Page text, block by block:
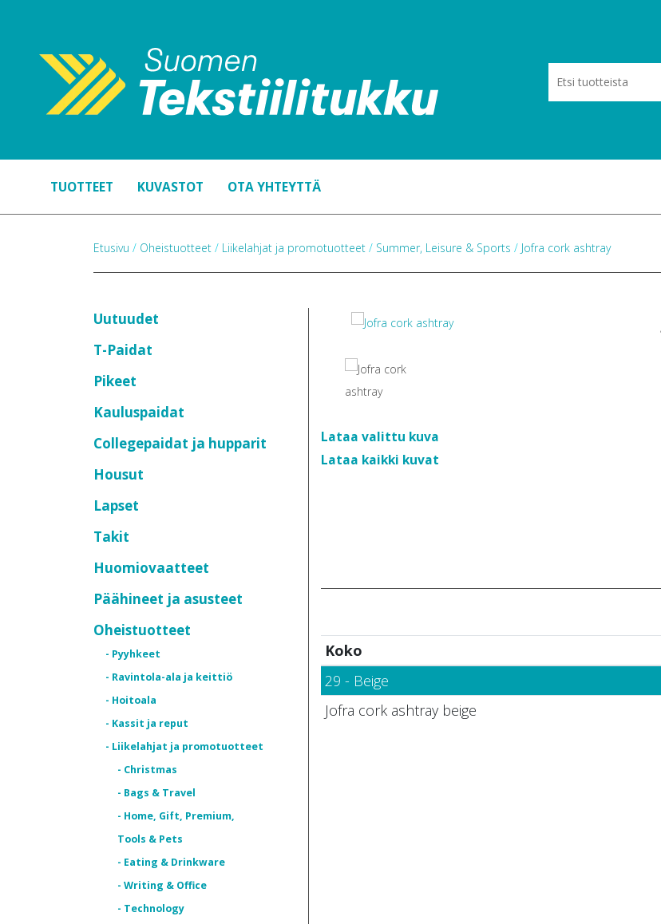
TUOTTEET KUVASTOT OTA YHTEYTTÄ
Etusivu / Oheistuotteet / Liikelahjat ja promotuotteet / Summer, Leisure & Sports / Jofra cork ashtray
Uutuudet
T-Paidat
Pikeet
Kauluspaidat
Collegepaidat ja hupparit
Housut
Lapset
Takit
Huomiovaatteet
Päähineet ja asusteet
Oheistuotteet
- Pyyhkeet
- Ravintola-ala ja keittiö
- Hoitoala
- Kassit ja reput
- Liikelahjat ja promotuotteet
- Christmas
- Bags & Travel
- Home, Gift, Premium,
Tools & Pets
- Eating & Drinkware
- Writing & Office
- Technology
Lataa valittu kuva
Lataa kaikki kuvat
Koko
29 - Beige
Jofra cork ashtray beige